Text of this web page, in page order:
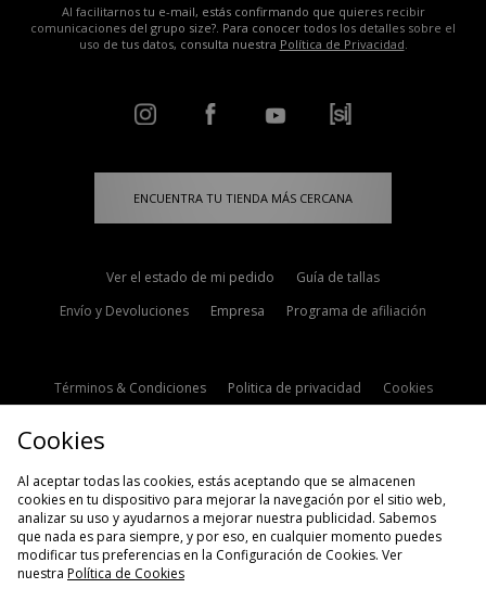
Al facilitarnos tu e-mail, estás confirmando que quieres recibir
comunicaciones del grupo size?. Para conocer todos los detalles sobre el
uso de tus datos, consulta nuestra Política de Privacidad
ENCUENTRA TU TIENDA MÁS CERCANA
Ver el estado de mi pedido
Guía de tallas
Envío y Devoluciones
Empresa Programa de afiliación
Términos & Condiciones Politica de privacidad
Cookies
Cookies
Al aceptar todas las cookies, estás aceptando que se almacenen
cookies en tu dispositivo para mejorar la navegación por el sitio web,
analizar su uso y ayudarnos a mejorar nuestra publicidad. Sabemos
que nada es para siempre, y por eso, en cualquier momento puedes
modificar tus preferencias en la Configuración de Cookies. Ver
nuestra Política de Cookies